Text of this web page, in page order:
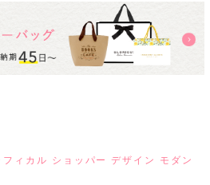
フィカル ショッパー デザイン
モダン